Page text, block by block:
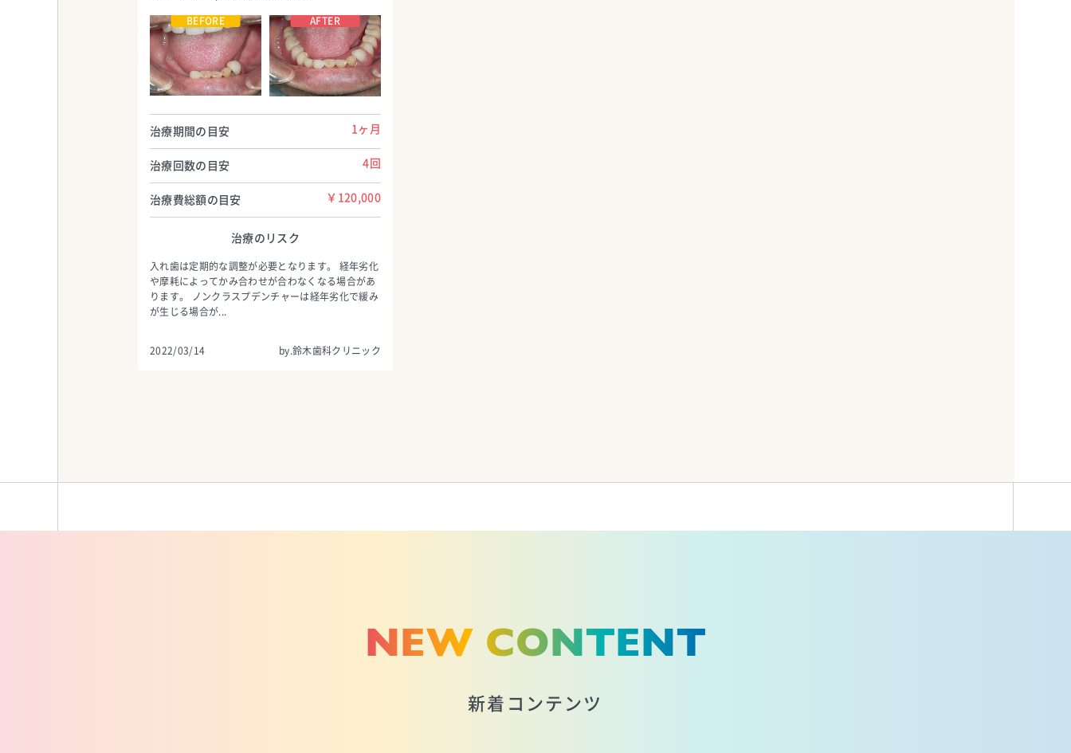
鈴木歯科クリニック
TEL:0337857764
鈴木歯科クリニック
TEL:0337857764
治療期間の目安 1ヶ月
治療回数の目安 4回
治療費総額の目安 ￥120,000
治療のリスク
入れ歯は定期的な調整が必要となります。 経年劣化
や摩耗によってかみ合わせが合わなくなる場合があ
ります。 ノンクラスプデンチャーは経年劣化で緩み
が生じる場合が...
2022/03/14 by.鈴木歯科クリニック
NEW CONTENT
新着コンテンツ